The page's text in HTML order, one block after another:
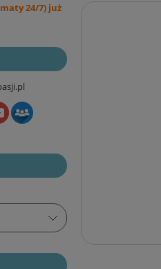
24/7) już